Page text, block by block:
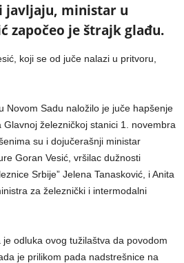
javljaju, ministar u
započeo je štrajk glađu.
koji se od juče nalazi u pritvoru,
Novom Sadu naložilo je juče hapšenje
železničkoj stanici 1. novembra
su i dojučerašnji ministar
Goran Vesić, vršilac dužnosti
Srbije” Jelena Tanasković, i Anita
za železnički i intermodalni
odluka ovog tužilaštva da povodom
je prilikom pada nadstrešnice na